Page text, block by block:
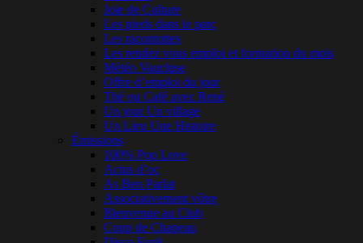
Joie de Culture
Les pieds dans le parc
Les racontottes
Les rendez vous emploi et formation du mois
Météo Vaucluse
Offre d’emploi du jour
Thé ou Café avec René
Un jour Un village
Un Lieu Une Histoire
Émissions
100% Pop Love
Actus d’oc
As Ben Parlat
Associativement vôtre
Bienvenue au Club
Coup de Chapeau